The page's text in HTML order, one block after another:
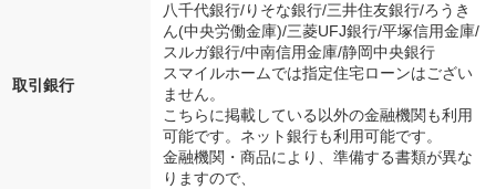
取引銀行
八千代銀行/りそな銀行/三井住友銀行/ろうき
ん(中央労働金庫)/三菱UFJ銀行/平塚信用金庫/
スルガ銀行/中南信用金庫/静岡中央銀行
スマイルホームでは指定住宅ローンはござい
ません。
こちらに掲載している以外の金融機関も利用
可能です。ネット銀行も利用可能です。
金融機関・商品により、準備する書類が異な
りますので、